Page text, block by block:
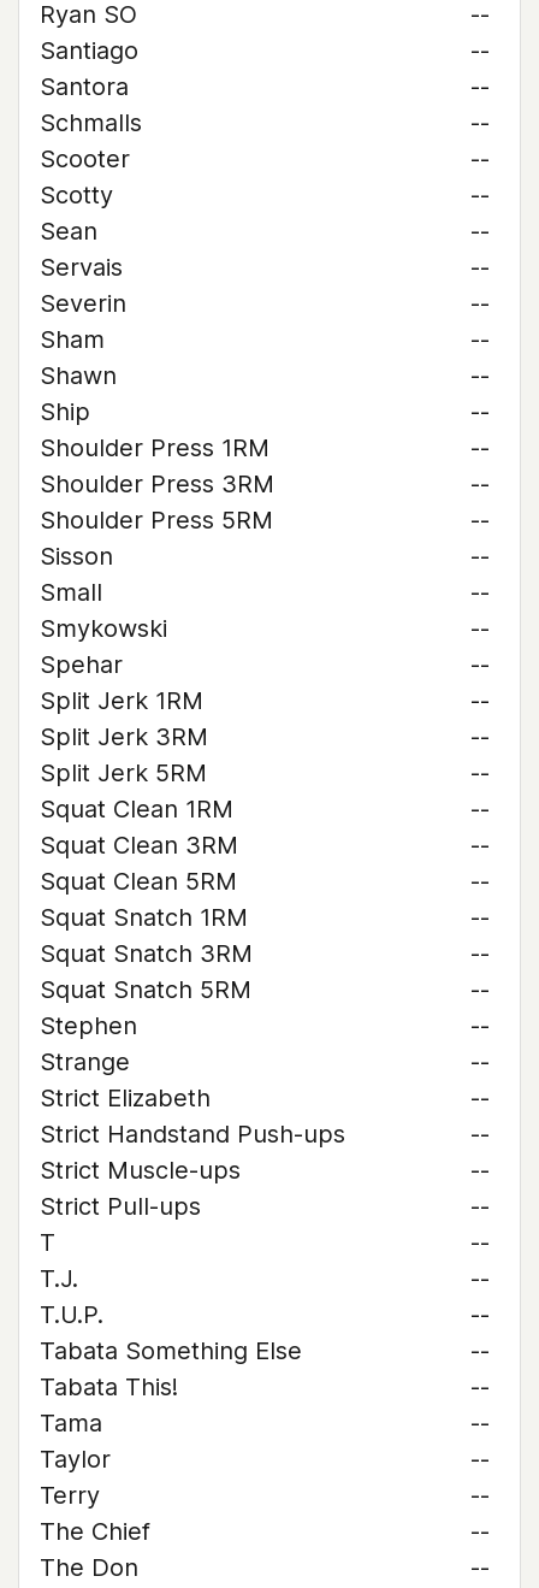
Ryan SO
--
Santiago
--
Santora
--
Schmalls
--
Scooter
--
Scotty
--
Sean
--
Servais
--
Severin
--
Sham
--
Shawn
--
Ship
--
Shoulder Press 1RM
--
Shoulder Press 3RM
--
Shoulder Press 5RM
--
Sisson
--
Small
--
Smykowski
--
Spehar
--
Split Jerk 1RM
--
Split Jerk 3RM
--
Split Jerk 5RM
--
Squat Clean 1RM
--
Squat Clean 3RM
--
Squat Clean 5RM
--
Squat Snatch 1RM
--
Squat Snatch 3RM
--
Squat Snatch 5RM
--
Stephen
--
Strange
--
Strict Elizabeth
--
Strict Handstand Push-ups
--
Strict Muscle-ups
--
Strict Pull-ups
--
T
--
T.J.
--
T.U.P.
--
Tabata Something Else
--
Tabata This!
--
Tama
--
Taylor
--
Terry
--
The Chief
--
The Don
--